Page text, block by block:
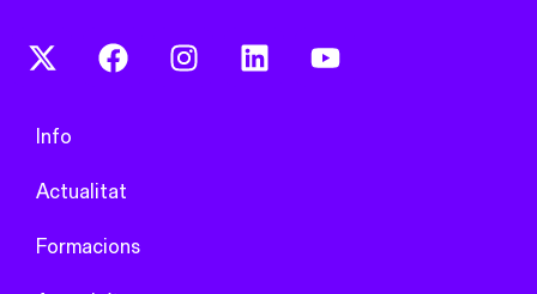
Info
Actualitat
Formacions